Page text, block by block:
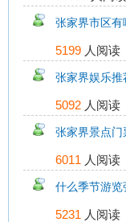
张家界市区有
5199人阅读
张家界娱乐推
5092人阅读
张家界景点
6011 人阅读
什么季节游
5231 人阅读